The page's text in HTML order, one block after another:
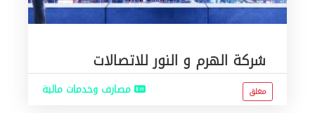
شركة الهرم و النور للاتصالات
مصارف وخدمات مالية مغلق